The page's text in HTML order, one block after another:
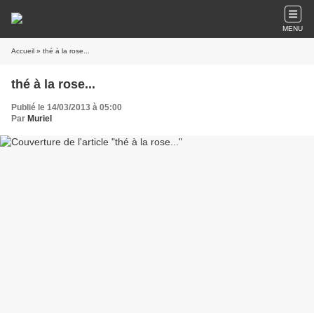
MENU
Accueil » thé à la rose...
thé à la rose...
Publié le 14/03/2013 à 05:00
Par Muriel